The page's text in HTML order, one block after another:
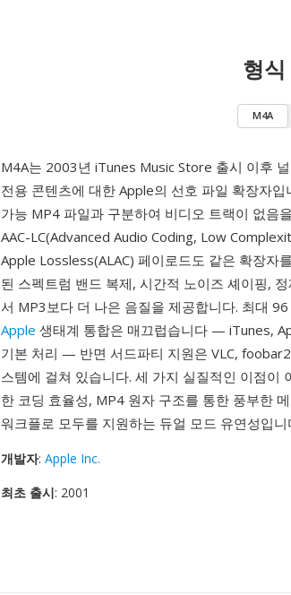
형식
M4A
M4A는 2003년 iTunes Music Store 출시 이후
전용 콘텐츠에 대한 Apple의 선호 파일 확장자
가능 MP4 파일과 구분하여 비디오 트랙이 없음
AAC-LC(Advanced Audio Coding, Low
Apple Lossless(ALAC) 페이로드도 같은 확장자
된 스펙트럼 밴드 복제, 시간적 노이즈 셰이핑,
서 MP3보다 더 나은 음질을 제공합니다. 최대
Apple 생태계 통합은 매끄럽습니다 — iTunes,
기본 처리 — 반면 서드파티 지원은 VLC,
스템에 걸쳐 있습니다. 세 가지 실질적인 이점이
한 코딩 효율성, MP4 원자 구조를 통한 풍부한
워크플로 모두를 지원하는 듀얼 모드 유연성입니
개발자: Apple Inc.
최초 출시: 2001